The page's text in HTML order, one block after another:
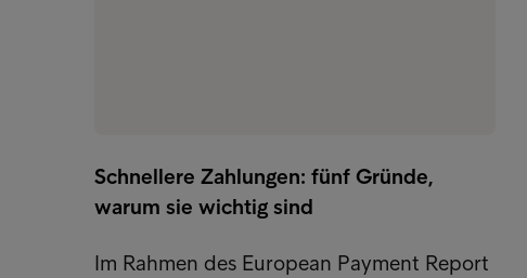
Schnellere Zahlungen: fünf Gründe,
warum sie wichtig sind
Im Rahmen des European Payment Report